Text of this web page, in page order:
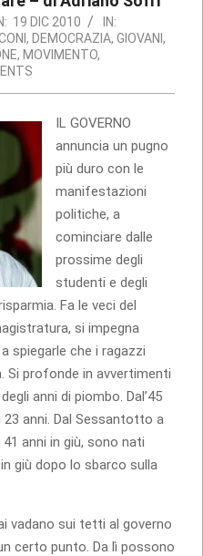
19 DIC 2010
IN:
, DEMOCRAZIA, GIOVANI,
, MOVIMENTO,
IL GOVERNO
annuncia un pugno
più duro con le
manifestazioni
politiche, a
cominciare dalle
prossime degli
studenti e degli
Fa le veci del
si impegna
spiegarle che i ragazzi
Si profonde in avvertimenti
anni di piombo. Dal’45
anni. Dal Sessantotto a
41 anni in giù, sono nati
giù dopo lo sbarco sulla
vadano sui tetti al governo
certo punto. Da lì possono